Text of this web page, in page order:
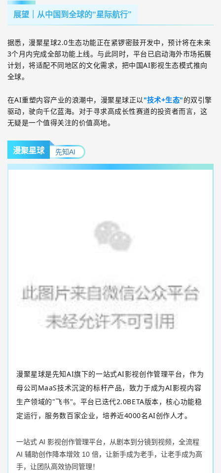
展望 ｜从中国到全球的“星际航行”
据悉，漫聚星球2.0生态功能正在紧锣密鼓开发中，预计将在未来
3个月内完成全部功能上线。与此同时，平台已启动海外市场拓展
计划，将适配不同地区的文化需求，把中国AI影视生态模式推向
全球。
在AI重塑内容产业的浪潮中，漫聚星球正以 "技术+生态"的双引擎
驱动，驶向千亿蓝海。对于寻求高成长性赛道的投资者而言，这
无疑是一个值得关注的价值高地。
漫聚星球 先知AI
漫聚星球是先知AI旗下的一站式AI影视创作管理平台，作为
母公司MaaS技术沉淀的标杆产品，致力于成为AI影视内容
生产领域的"飞书"。平台已迭代2.0BETA版本，核心功能稳
定运行，服务数百家企业，培养近4000名AI创作人才。
一站式 AI 影视创作管理平台，从剧本到分镜到视频，全流程
AI 辅助创作降本增效 10 倍，让新手成为老手，让老手成为高
手，让团队高效协同管理！